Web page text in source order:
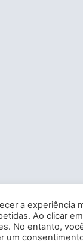
a experiência
Ao clicar
No entanto,
um